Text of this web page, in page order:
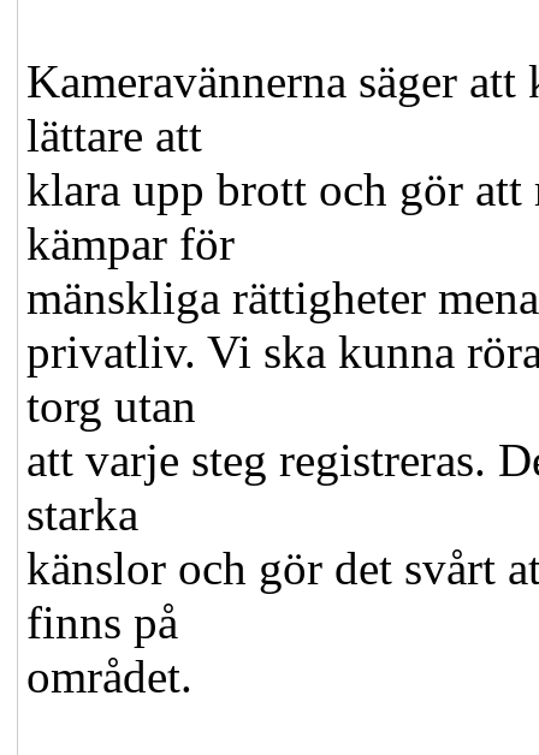
Kameravännerna säger
lättare att
klara upp brott och gör
kämpar för
mänskliga rättigheter
privatliv. Vi ska kunna
torg utan
att varje steg registreras.
starka
känslor och gör det svårt
finns på
området.